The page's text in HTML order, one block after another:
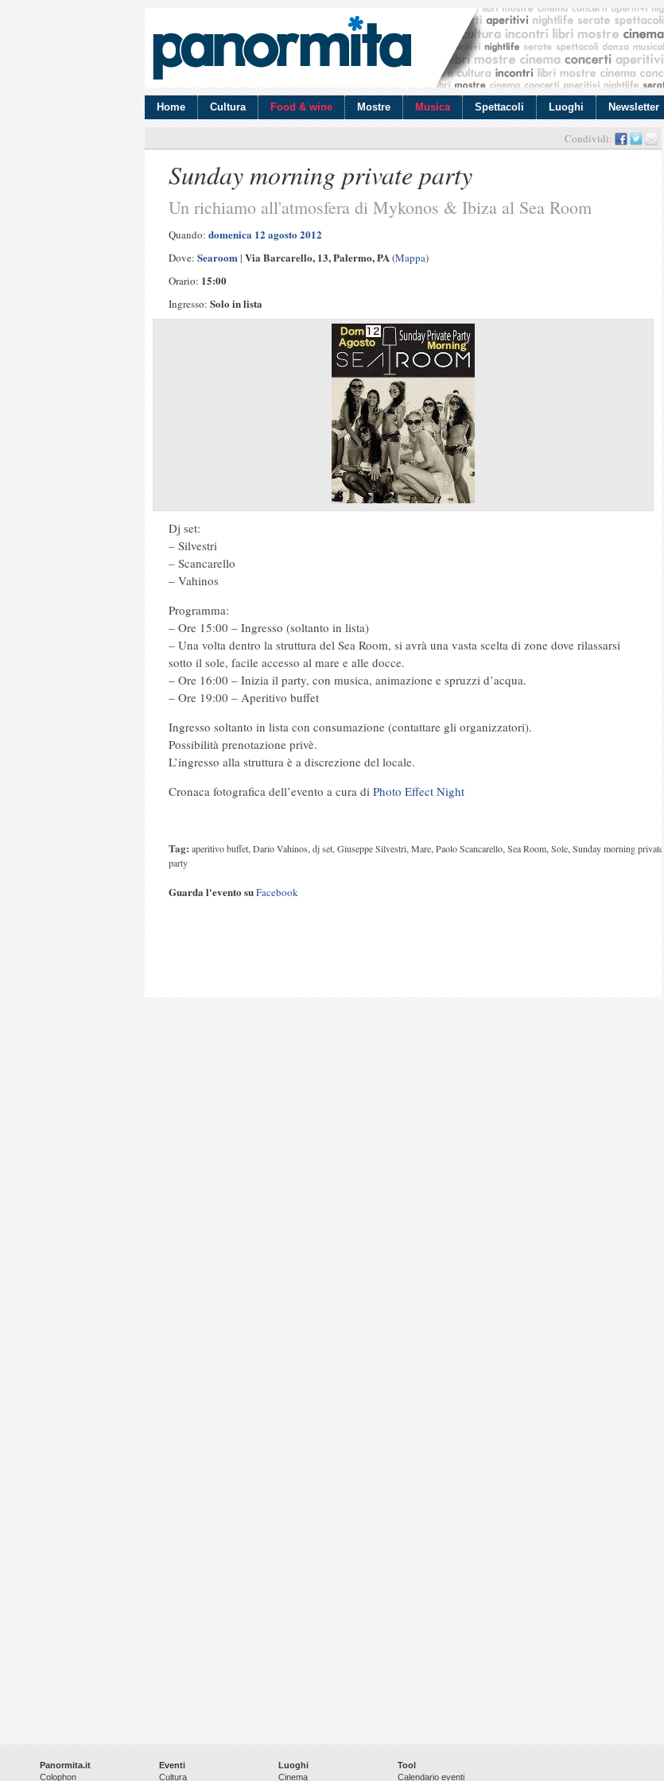
Home Cultura Food & wine Mostre Musica Spettacoli Luoghi Newsletter
Condividi:
Sunday morning private party
Un richiamo all'atmosfera di Mykonos & Ibiza al Sea Room
Quando: domenica 12 agosto 2012
Dove: Searoom| Via Barcarello, 13, Palermo, PA(Mappa)
Orario: 15:00
Ingresso: Solo in lista
Dj set:
– Silvestri
– Scancarello
– Vahinos
Programma:
– Ore 15:00 – Ingresso (soltanto in lista)
– Una volta dentro la struttura del Sea Room, si avrà una vasta scelta di zone dove rilassarsi
sotto il sole, facile accesso al mare e alle docce.
– Ore 16:00 – Inizia il party, con musica, animazione e spruzzi d’acqua.
– Ore 19:00 – Aperitivo buffet
Ingresso soltanto in lista con consumazione (contattare gli organizzatori).
Possibilità prenotazione privè.
L’ingresso alla struttura è a discrezione del locale.
Cronaca fotografica dell’evento a cura di Photo Effect Night
Tag: aperitivo buffet,Dario Vahinos,dj set,Giuseppe Silvestri,Mare,Paolo Scancarello,Sea Room,Sole,Sunday morning private
party
Guarda l'evento suFacebook
Panormita.it
Colophon
Eventi
Cultura
Luoghi
Cinema
Tool
Calendario eventi